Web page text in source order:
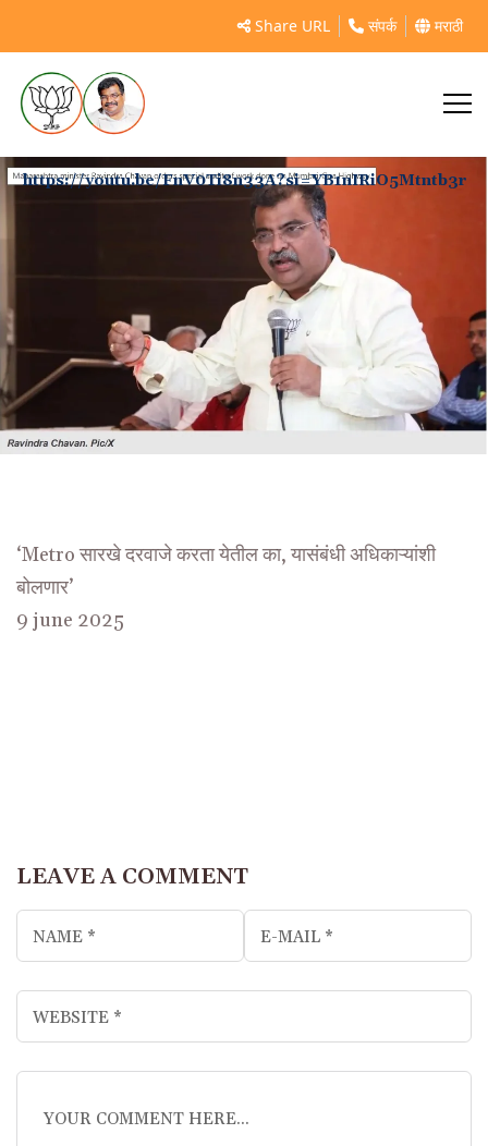
Share URL संपर्क मराठी
https://youtu.be/FnV0Ti8n33A?si=YB1nIRiO5Mtntb3r
‘Metro सारखे दरवाजे करता येतील का, यासंबंधी अधिकाऱ्यांशी
बोलणार’
9 june 2025
LEAVE A COMMENT